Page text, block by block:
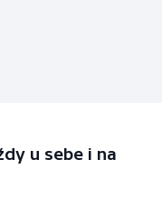
u sebe i na